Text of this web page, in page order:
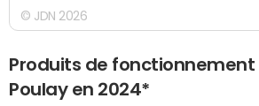
© JDN 2026
Produits de fonctionnement
Poulay en 2024*